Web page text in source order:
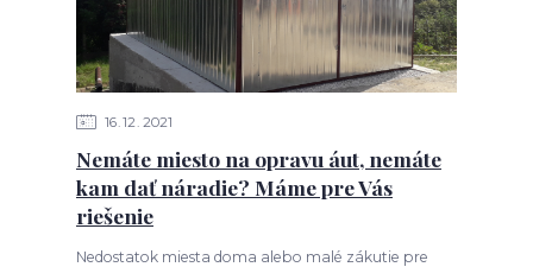
16 12 2021
Nemáte miesto na opravu áut, nemáte
kam dať náradie? Máme pre Vás
riešenie
Nedostatok miesta doma alebo malé zákutie pre